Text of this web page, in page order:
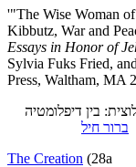
'"The Wise Woman
Kibbutz, War and
Essays in Honor of
Sylvia Fuks Fried,
Press, Waltham, MA
בין דיפלומטיה
ברור חיל
The Creation (28a